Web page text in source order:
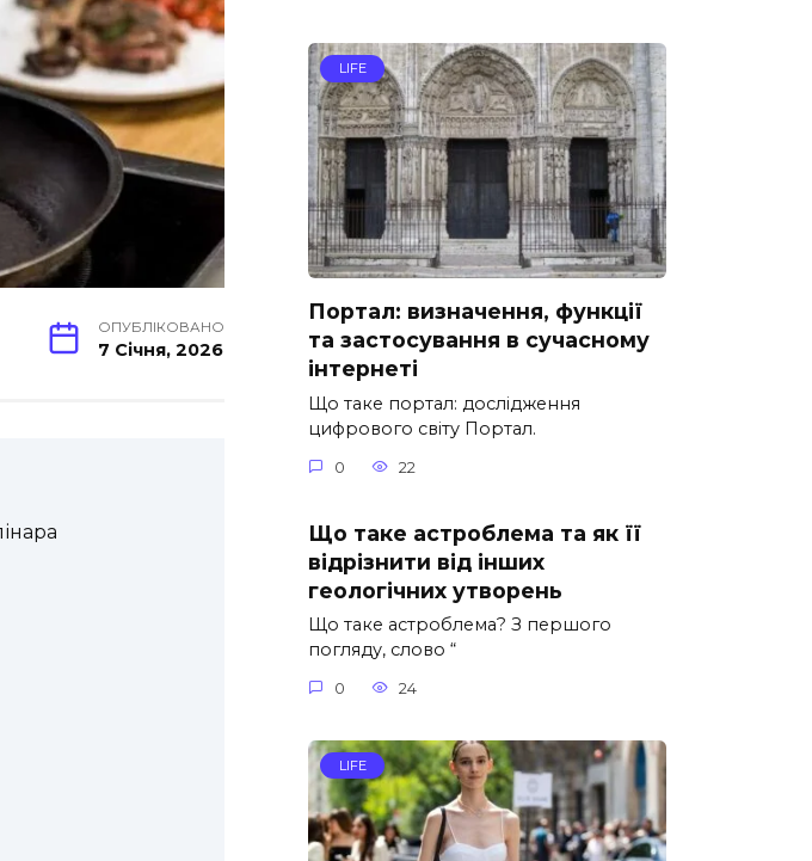
ОПУБЛІКОВАНО
7 Січня, 2026
LIFE
Портал: визначення, функції
та застосування в сучасному
інтернеті
Що таке портал: дослідження
цифрового світу Портал.
0 22
Що таке астроблема та як її
відрізнити від інших
геологічних утворень
Що таке астроблема? З першого
погляду, слово “
0 24
LIFE